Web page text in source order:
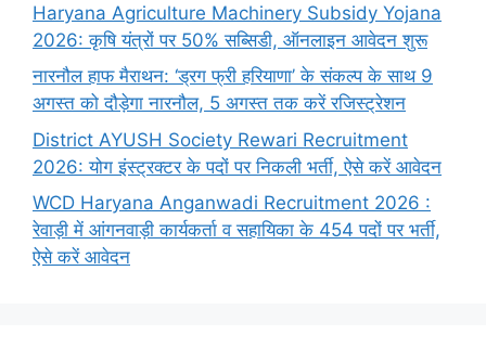
Haryana Agriculture Machinery Subsidy Yojana
2026: कृषि यंत्रों पर 50% सब्सिडी, ऑनलाइन आवेदन शुरू
नारनौल हाफ मैराथन: ‘ड्रग फ्री हरियाणा’ के संकल्प के साथ 9
अगस्त को दौड़ेगा नारनौल, 5 अगस्त तक करें रजिस्ट्रेशन
District AYUSH Society Rewari Recruitment
2026: योग इंस्ट्रक्टर के पदों पर निकली भर्ती, ऐसे करें आवेदन
WCD Haryana Anganwadi Recruitment 2026 :
रेवाड़ी में आंगनवाड़ी कार्यकर्ता व सहायिका के 454 पदों पर भर्ती,
ऐसे करें आवेदन